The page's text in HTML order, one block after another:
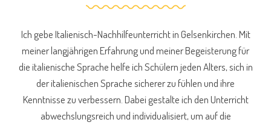
Ich gebe Italienisch-Nachhilfeunterricht in Gelsenkirchen. Mit
meiner langjährigen Erfahrung und meiner Begeisterung für
die italienische Sprache helfe ich Schülern jeden Alters, sich in
der italienischen Sprache sicherer zu fühlen und ihre
Kenntnisse zu verbessern. Dabei gestalte ich den Unterricht
abwechslungsreich und individualisiert, um auf die